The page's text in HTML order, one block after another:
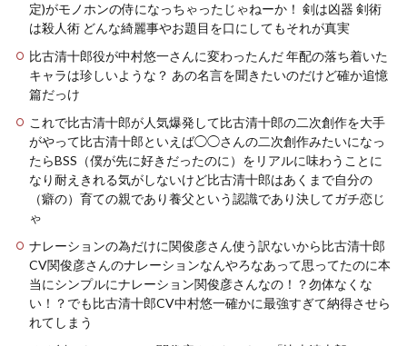
定)がモノホンの侍になっちゃったじゃねーか！ 剣は凶器 剣術
は殺人術 どんな綺麗事やお題目を口にしてもそれが真実
比古清十郎役が中村悠一さんに変わったんだ 年配の落ち着いた
キャラは珍しいような？ あの名言を聞きたいのだけど確か追憶
篇だっけ
これで比古清十郎が人気爆発して比古清十郎の二次創作を大手
がやって比古清十郎といえば◯◯さんの二次創作みたいになっ
たらBSS（僕が先に好きだったのに）をリアルに味わうことに
なり耐えきれる気がしないけど比古清十郎はあくまで自分の
（癖の）育ての親であり養父という認識であり決してガチ恋じ
ゃ
ナレーションの為だけに関俊彦さん使う訳ないから比古清十郎
CV関俊彦さんのナレーションなんやろなあって思ってたのに本
当にシンプルにナレーション関俊彦さんなの！？勿体なくな
い！？でも比古清十郎CV中村悠一確かに最強すぎて納得させら
れてしまう